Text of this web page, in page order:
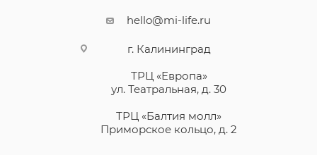
hello@mi-life.ru
г. Калининград
ТРЦ «Европа»
ул. Театральная, д. 30
ТРЦ «Балтия молл»
Приморское кольцо, д. 2